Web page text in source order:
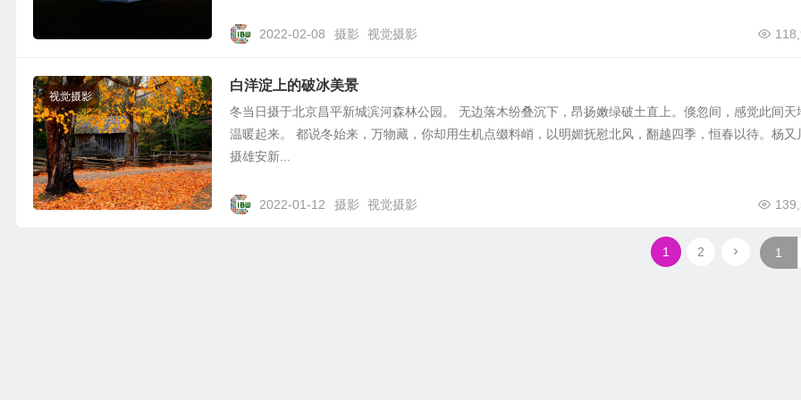
2022-02-08 摄影 视觉摄影
视觉摄影
白洋淀上的破冰美景
冬当日摄于北京昌平新城滨河森林公园。 无边落木纷叠沉下，昂扬嫩绿破土直上。倏忽间，感觉此间天
温暖起来。 都说冬始来，万物藏，你却用生机点缀料峭，以明媚抚慰北风，翻越四季，恒春以待。杨又
摄雄安新...
2022-01-12 摄影 视觉摄影
1 2